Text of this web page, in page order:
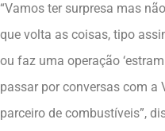
“Vamos ter surpresa mas
que volta as coisas, tipo
ou faz uma operação
passar por conversas com a
parceiro de combustíveis”,